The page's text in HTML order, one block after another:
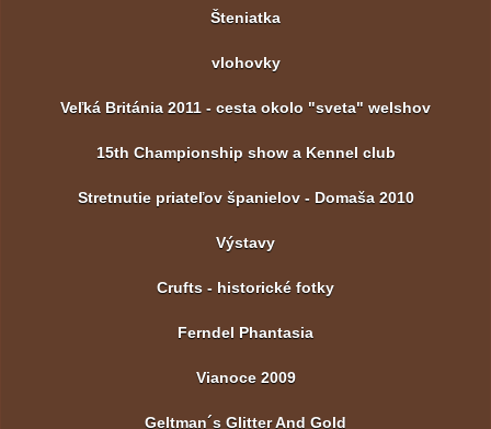
Šteniatka
vlohovky
Veľká Británia 2011 - cesta okolo "sveta" welshov
15th Championship show a Kennel club
Stretnutie priateľov španielov - Domaša 2010
Výstavy
Crufts - historické fotky
Ferndel Phantasia
Vianoce 2009
Geltman´s Glitter And Gold